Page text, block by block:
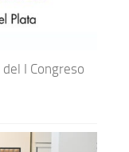
I Congreso